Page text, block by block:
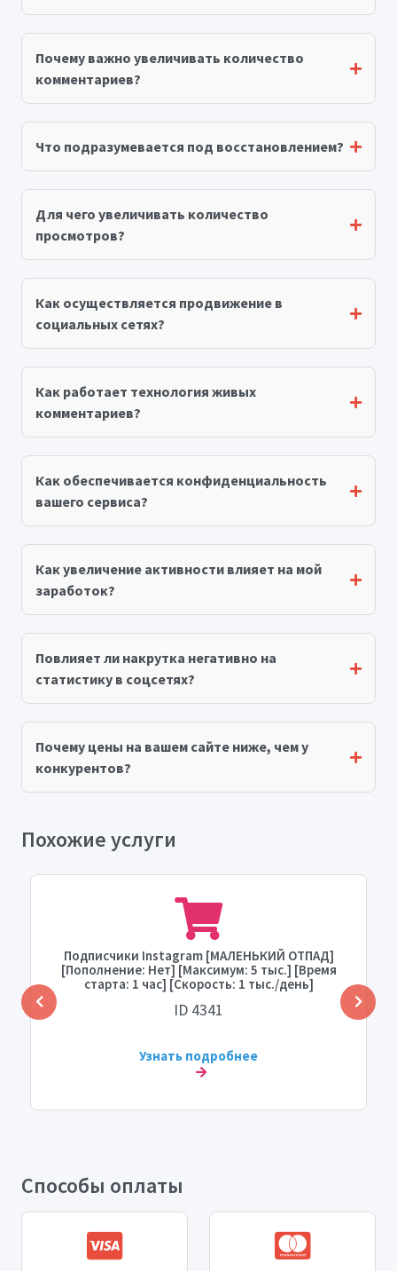
Почему важно увеличивать количество
комментариев?
Что подразумевается под восстановлением?
Для чего увеличивать количество
просмотров?
Как осуществляется продвижение в
социальных сетях?
Как работает технология живых
комментариев?
Как обеспечивается конфиденциальность
вашего сервиса?
Как увеличение активности влияет на мой
заработок?
Повлияет ли накрутка негативно на
статистику в соцсетях?
Почему цены на вашем сайте ниже, чем у
конкурентов?
Похожие услуги
Подписчики Instagram [МАЛЕНЬКИЙ ОТПАД]
[Пополнение: Нет] [Максимум: 5 тыс.] [Время
старта: 1 час] [Скорость: 1 тыс./день]
ID 4341
Узнать подробнее
Способы оплаты